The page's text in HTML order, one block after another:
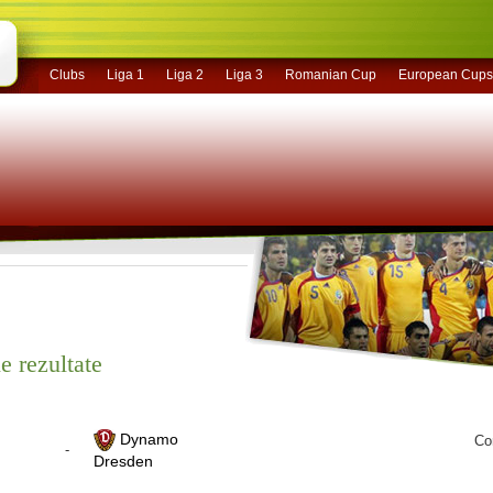
Clubs Liga 1 Liga 2 Liga 3 Romanian Cup European Cups
rezultate
-
Dynamo
Dresden